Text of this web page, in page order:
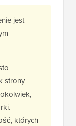
jest
strony
których